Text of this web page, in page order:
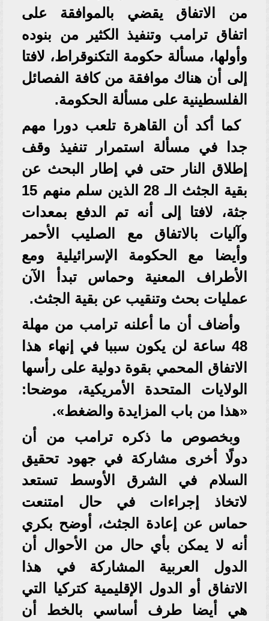
من الاتفاق يقضي بالموافقة على
اتفاق ترامب وتنفيذ الكثير من بنوده
وأولها، مسألة حكومة التكنوقراط، لافتا
إلى أن هناك موافقة من كافة الفصائل
الفلسطينية على مسألة الحكومة.
كما أكد أن القاهرة تلعب دورا مهم
جدا في مسألة استمرار تنفيذ وقف
إطلاق النار حتى في إطار البحث عن
بقية الجثث الـ 28 الذين سلم منهم 15
جثة، لافتا إلى أنه تم الدفع بمعدات
وآليات بالاتفاق مع الصليب الأحمر
وأيضا مع الحكومة الإسرائيلية ومع
الأطراف المعنية وحماس تبدأ الآن
عمليات بحث وتنقيب عن بقية الجثث.
وأضاف أن ما أعلنه ترامب من مهلة
48 ساعة لن يكون سببا في إنهاء هذا
الاتفاق المحمي بقوة دولية على رأسها
الولايات المتحدة الأمريكية، موضحا:
«هذا من باب المزايدة والضغط».
وبخصوص ما ذكره ترامب من أن
دولًا أخرى مشاركة في جهود تحقيق
السلام في الشرق الأوسط تستعد
لاتخاذ إجراءات في حال امتنعت
حماس عن إعادة الجثث، أوضح بكري
أنه لا يمكن بأي حال من الأحوال أن
الدول العربية المشاركة في هذا
الاتفاق أو الدول الإقليمية كتركيا التي
هي أيضا طرف أساسي بالخط أن